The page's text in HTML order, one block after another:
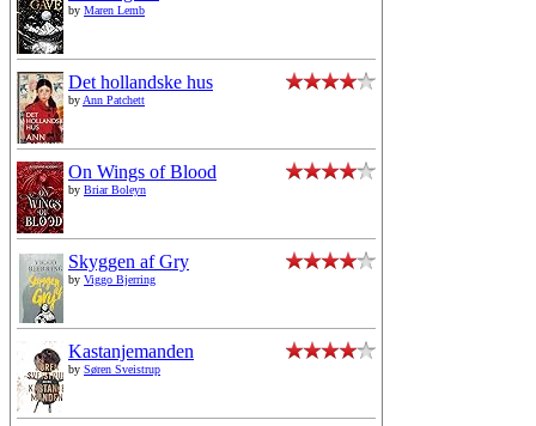
by Maren Lemb
Det hollandske hus
byAnn Patchett
On Wings of Blood
by Briar Boleyn
Skyggen af Gry
by Viggo Bjerring
Kastanjemanden
by Søren Sveistrup